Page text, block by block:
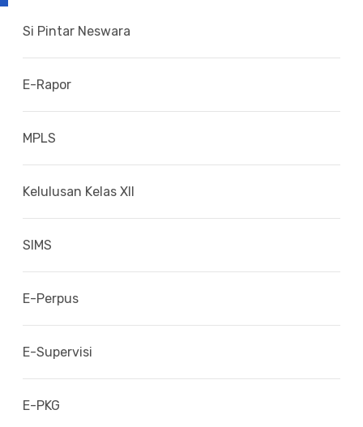
Si Pintar Neswara
E-Rapor
MPLS
Kelulusan Kelas XII
SIMS
E-Perpus
E-Supervisi
E-PKG